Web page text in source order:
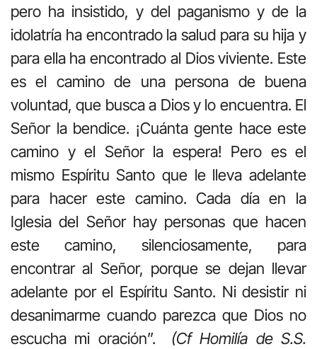
pero ha insistido, y del paganismo y de la
idolatría ha encontrado la salud para su hija y
para ella ha encontrado al Dios viviente. Este
es el camino de una persona de buena
voluntad, que busca a Dios y lo encuentra. El
Señor la bendice. ¡Cuánta gente hace este
camino y el Señor la espera! Pero es el
mismo Espíritu Santo que le lleva adelante
para hacer este camino. Cada día en la
Iglesia del Señor hay personas que hacen
este camino, silenciosamente, para
encontrar al Señor, porque se dejan llevar
adelante por el Espíritu Santo. Ni desistir ni
desanimarme cuando parezca que Dios no
escucha mi oración”. (Cf Homilía de S.S.